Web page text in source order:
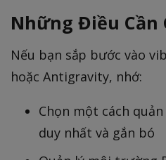
Những Điều Cần
Nếu bạn sắp bước vào
hoặc Antigravity, nhớ:
Chọn một cách
duy nhất và gắn bó